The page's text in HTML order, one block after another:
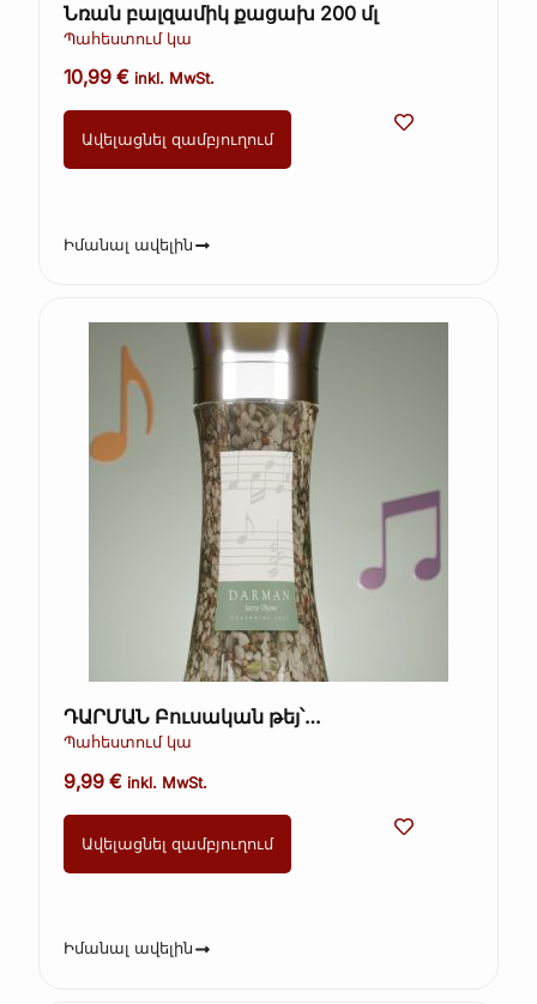
Նռան բալզամիկ քացախ 200 մլ
Պահեստում կա
10,99€ inkl. MwSt.
Ավելացնել զամբյուղում
Իմանալ ավելին
ԴԱՐՄԱՆ Բուսական թեյ՝
խոտաբույսերով և մրգերով, գրքի տուփ
Պահեստում կա
9,99€ inkl. MwSt.
Ավելացնել զամբյուղում
Իմանալ ավելին